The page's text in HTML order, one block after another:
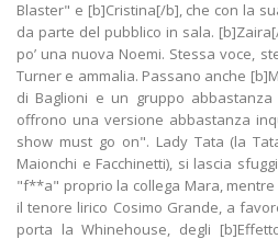
Blaster" e [b]Cristina[/b], che con la
da parte del pubblico in sala.
po’ una nuova Noemi. Stessa voce,
Turner e ammalia. Passano anche
di Baglioni e un gruppo
offrono una versione abbastanza
show must go on". Lady Tata (la
Maionchi e Facchinetti), si lascia
"f**a" proprio la collega Mara,
il tenore lirico Cosimo Grande, a
porta la Whinehouse, degli